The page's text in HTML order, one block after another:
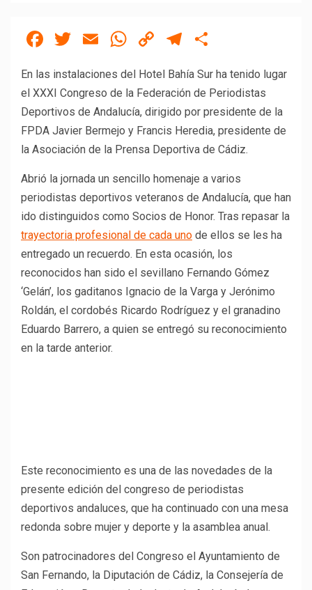
Facebook
Twitter
EmailWhatsApp
CopyTelegram
En las instalaciones del Hotel Bahía Sur ha tenido lugar
el XXXI Congreso de la Federación de Periodistas
Deportivos de Andalucía, dirigido por presidente de la
FPDA Javier Bermejo y Francis Heredia, presidente de
la Asociación de la Prensa Deportiva de Cádiz.
Abrió la jornada un sencillo homenaje a varios
periodistas deportivos veteranos de Andalucía, que han
ido distinguidos como Socios de Honor. Tras repasar la
trayectoria profesional de cada uno de ellos se les ha
entregado un recuerdo. En esta ocasión, los
reconocidos han sido el sevillano Fernando Gómez
‘Gelán’, los gaditanos Ignacio de la Varga y Jerónimo
Roldán, el cordobés Ricardo Rodríguez y el granadino
Eduardo Barrero, a quien se entregó su reconocimiento
en la tarde anterior.
Este reconocimiento es una de las novedades de la
presente edición del congreso de periodistas
deportivos andaluces, que ha continuado con una mesa
redonda sobre mujer y deporte y la asamblea anual.
Son patrocinadores del Congreso el Ayuntamiento de
San Fernando, la Diputación de Cádiz, la Consejería de